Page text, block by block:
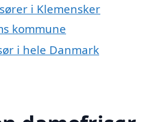
i Klemensker
kommune
i hele Danmark